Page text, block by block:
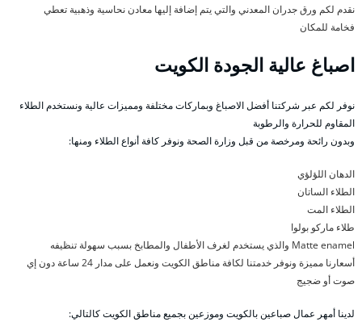
نقدم لكم ورق جدران المعدني والتي يتم إضافة إليها معادن نحاسية وذهبية تعطي
فخامة للمكان
اصباغ عالية الجودة الكويت
نوفر لكم عبر شركتنا أفضل الاصباغ وبماركات مختلفة ومميزات عالية ونستخدم الطلاء
المقاوم للحرارة والرطوبة
وبدون رائحة ومرخصة من قبل وزارة الصحة ونوفر كافة أنواع الطلاء ومنها:
الدهان اللؤلؤي
الطلاء الساتان
الطلاء المت
طلاء ماركو بولوا
Matte enamel والذي يستخدم لغرف الأطفال والمطابخ بسبب سهولة تنظيفه
أسعارنا مميزة ونوفر خدمتنا لكافة مناطق الكويت ونعمل على مدار 24 ساعة دون إي
صوت أو ضجيج
لدينا أمهر عمال صباعين بالكويت وموزعين بجميع مناطق الكويت كالتالي: